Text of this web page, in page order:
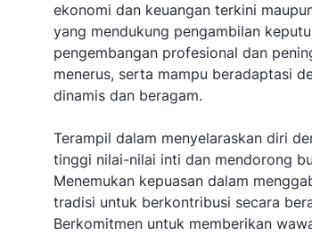
ekonomi dan keuangan terkini
yang mendukung pengambilan
pengembangan profesional dan
menerus, serta mampu beradaptasi
dinamis dan beragam.
Terampil dalam menyelaraskan diri
tinggi nilai-nilai inti dan mendorong
Menemukan kepuasan dalam
tradisi untuk berkontribusi secara
Berkomitmen untuk memberikan